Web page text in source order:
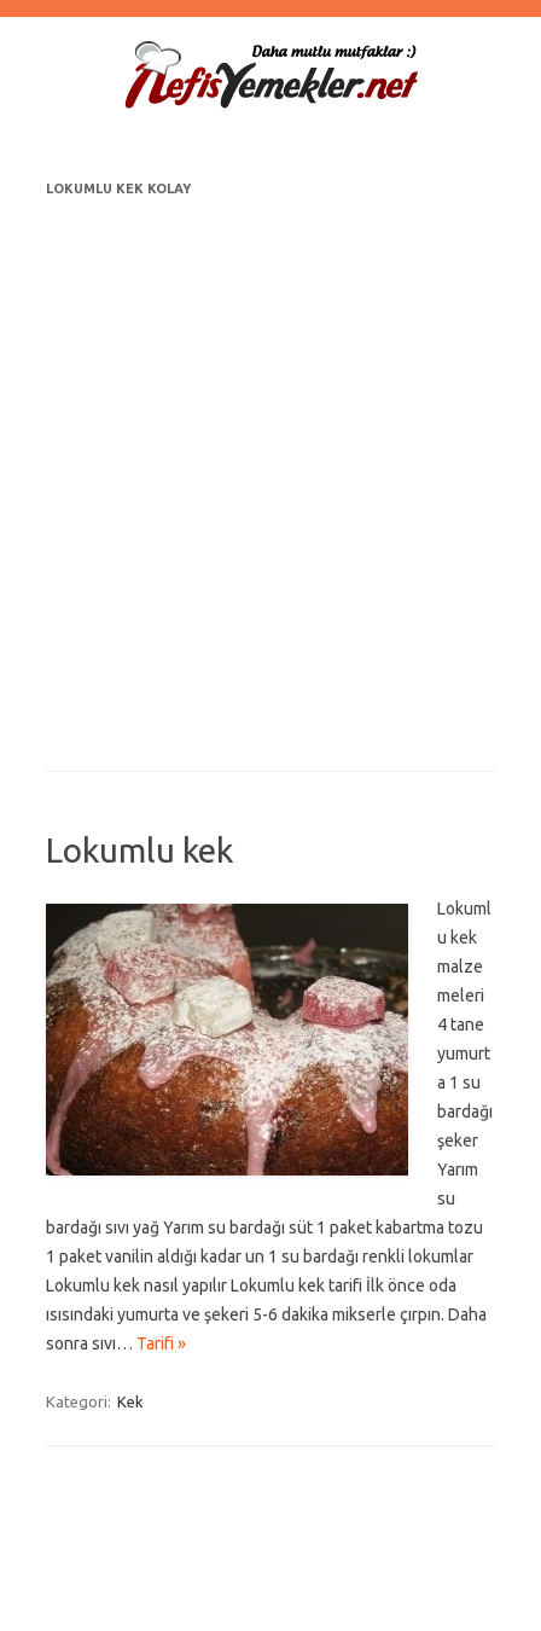
LOKUMLU KEK KOLAY
Lokumlu kek
Lokuml
u kek
malze
meleri
4 tane
yumurt
a 1 su
bardağı
şeker
Yarım
su
bardağı sıvı yağ Yarım su bardağı süt 1 paket kabartma tozu
1 paket vanilin aldığı kadar un 1 su bardağı renkli lokumlar
Lokumlu kek nasıl yapılır Lokumlu kek tarifi İlk önce oda
ısısındaki yumurta ve şekeri 5-6 dakika mikserle çırpın. Daha
sonra sıvı… Tarifi »
Kategori: Kek